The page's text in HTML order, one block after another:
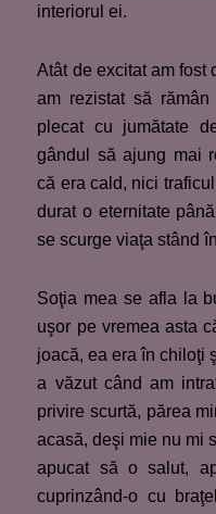
interiorul ei.
Atât de excitat am fost
am rezistat să
plecat cu jumătate
gândul să ajung mai
că era cald, nici
durat o eternitate
se scurge viaţa stând
Soţia mea se afla la
uşor pe vremea asta
joacă, ea era în chiloţi
a văzut când am
privire scurtă, părea
acasă, deşi mie nu mi
apucat să o salut,
cuprinzând-o cu